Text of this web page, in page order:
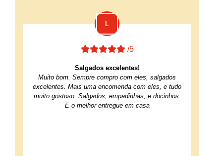
/5
Salgados excelentes!
Muito bom. Sempre compro com eles, salgados
excelentes. Mais uma encomenda com eles, e tudo
muito gostoso. Salgados, empadinhas, e docinhos.
E o melhor entregue em casa